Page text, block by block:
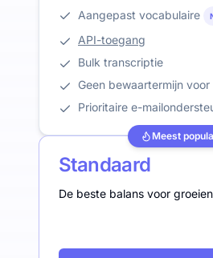
Aangepast vocabulaire
API-toegang
Bulk transcriptie
Geen bewaartermijn
Prioritaire e-
Meest
Standaard
De beste balans voor